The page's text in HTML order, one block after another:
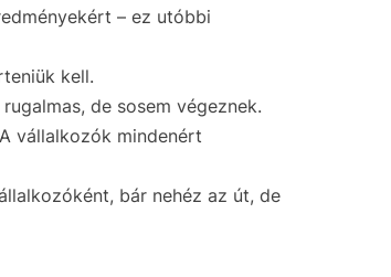
– ez utóbbi
kell.
de sosem végeznek.
vállalkozók mindenért
bár nehéz az út, de